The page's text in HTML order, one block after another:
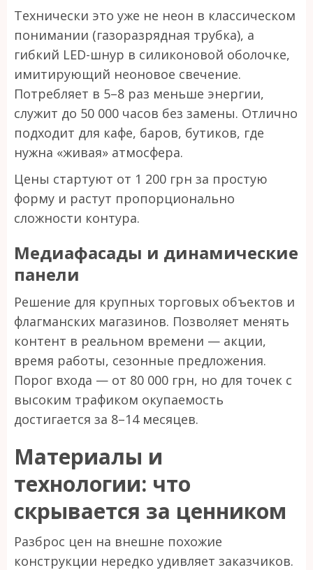
Технически это уже не неон в классическом
понимании (газоразрядная трубка), а
гибкий LED-шнур в силиконовой оболочке,
имитирующий неоновое свечение.
Потребляет в 5–8 раз меньше энергии,
служит до 50 000 часов без замены. Отлично
подходит для кафе, баров, бутиков, где
нужна «живая» атмосфера.
Цены стартуют от 1 200 грн за простую
форму и растут пропорционально
сложности контура.
Медиафасады и динамические
панели
Решение для крупных торговых объектов и
флагманских магазинов. Позволяет менять
контент в реальном времени — акции,
время работы, сезонные предложения.
Порог входа — от 80 000 грн, но для точек с
высоким трафиком окупаемость
достигается за 8–14 месяцев.
Материалы и
технологии: что
скрывается за ценником
Разброс цен на внешне похожие
конструкции нередко удивляет заказчиков.